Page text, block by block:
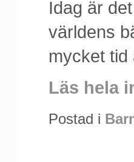
Idag är
världens
mycket tid
Läs hela
Postad i